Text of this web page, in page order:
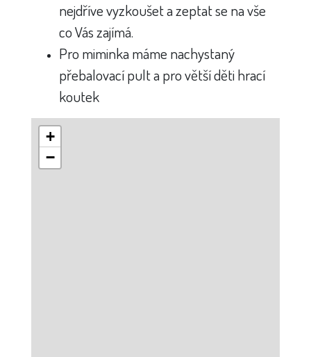
nejdříve vyzkoušet a zeptat se na vše
co Vás zajímá.
Pro miminka máme nachystaný
přebalovací pult a pro větší děti hrací
koutek
+
−